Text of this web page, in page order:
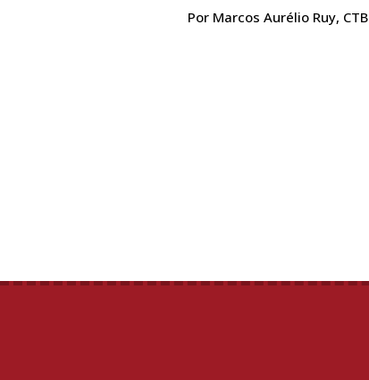
Por Marcos Aurélio Ruy, CTB